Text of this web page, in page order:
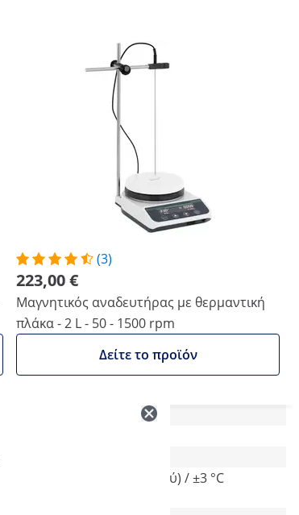
(3)
223,00 €
Μαγνητικός αναδευτήρας με θερμαντική
πλάκα - 2 L - 50 - 1500 rpm
Δείτε το προϊόν
±1 °C (θερμοκρασία υγρού) / ±3 °C